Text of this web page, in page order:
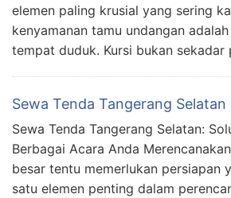
elemen paling krusial yang sering
kenyamanan tamu undangan
tempat duduk. Kursi bukan
Sewa Tenda Tangerang Selatan
Sewa Tenda Tangerang Selatan:
Berbagai Acara Anda
besar tentu memerlukan persiapan
satu elemen penting dalam